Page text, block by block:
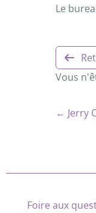
Le
Vous
← Jerry
Foire aux